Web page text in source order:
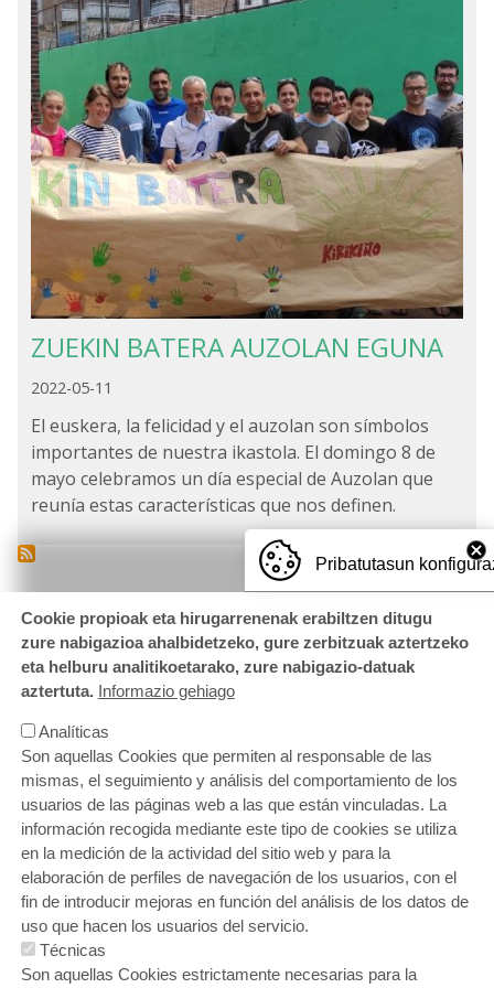
ZUEKIN BATERA AUZOLAN EGUNA
2022-05-11
El euskera, la felicidad y el auzolan son símbolos
importantes de nuestra ikastola. El domingo 8 de
mayo celebramos un día especial de Auzolan que
reunía estas características que nos definen.
ORRI-OINA¿Quieres trabajar con nosotros?
Política de cookies
Política de privacidad
Pribatutasun
Cookie propioak eta hirugarrenenak erabiltzen ditugu
zure nabigazioa ahalbidetzeko, gure zerbitzuak aztertzeko
eta helburu analitikoetarako, zure nabigazio-datuak
aztertuta. Informazio gehiago
Analíticas
Son aquellas Cookies que permiten al responsable de las
mismas, el seguimiento y análisis del comportamiento de los
usuarios de las páginas web a las que están vinculadas. La
información recogida mediante este tipo de cookies se utiliza
en la medición de la actividad del sitio web y para la
elaboración de perfiles de navegación de los usuarios, con el
fin de introducir mejoras en función del análisis de los datos de
uso que hacen los usuarios del servicio.
Técnicas
Son aquellas Cookies estrictamente necesarias para la